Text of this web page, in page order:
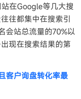
在Google等几大搜
往都集中在搜索引
会站总流量的70%以
现在搜索结果的第
客户询盘转化率最